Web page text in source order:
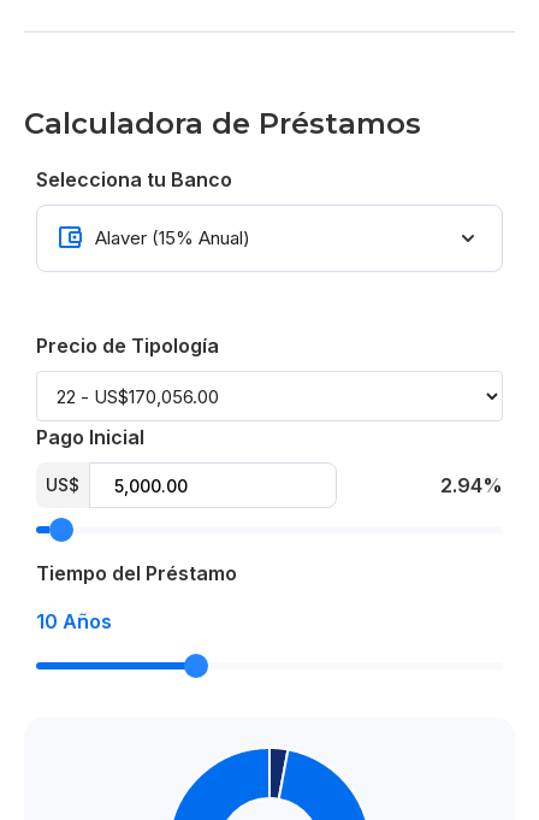
Calculadora de Préstamos
Selecciona tu Banco
Precio de Tipología
Pago Inicial
US$ 2.94%
Tiempo del Préstamo
10 Años